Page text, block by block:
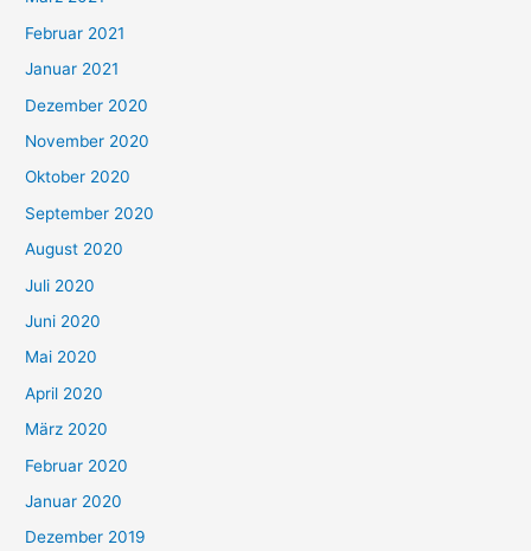
Februar 2021
Januar 2021
Dezember 2020
November 2020
Oktober 2020
September 2020
August 2020
Juli 2020
Juni 2020
Mai 2020
April 2020
März 2020
Februar 2020
Januar 2020
Dezember 2019